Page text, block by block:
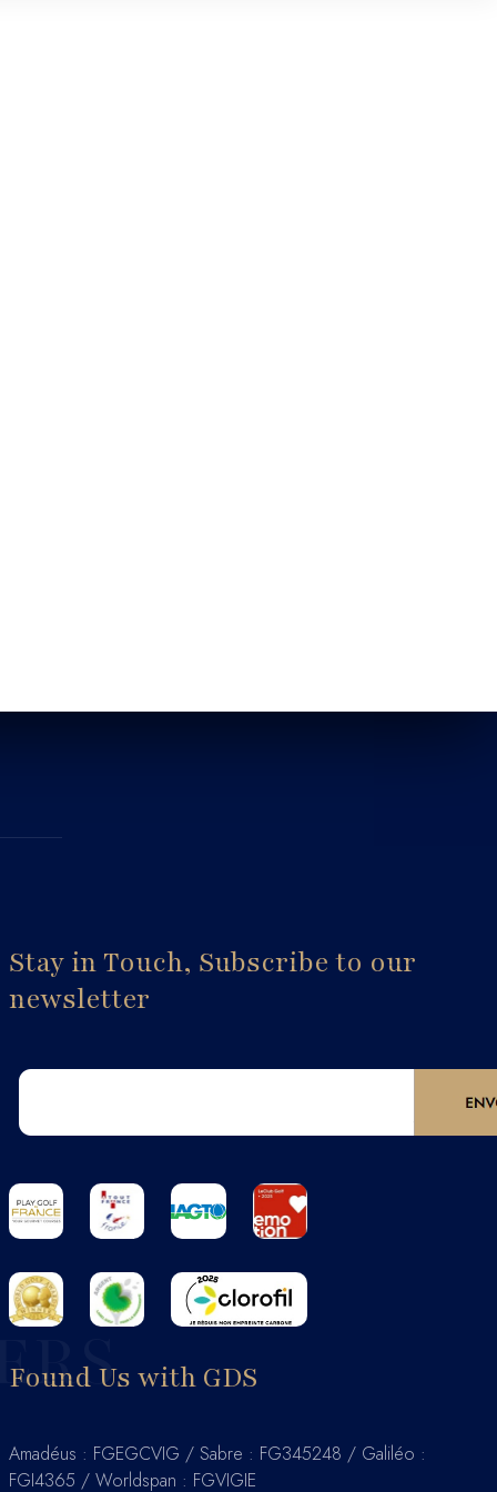
Stay in Touch, Subscribe to our
newsletter
Found Us with GDS
Amadéus : FGEGCVIG / Sabre : FG345248 / Galiléo :
FGI4365 / Worldspan : FGVIGIE